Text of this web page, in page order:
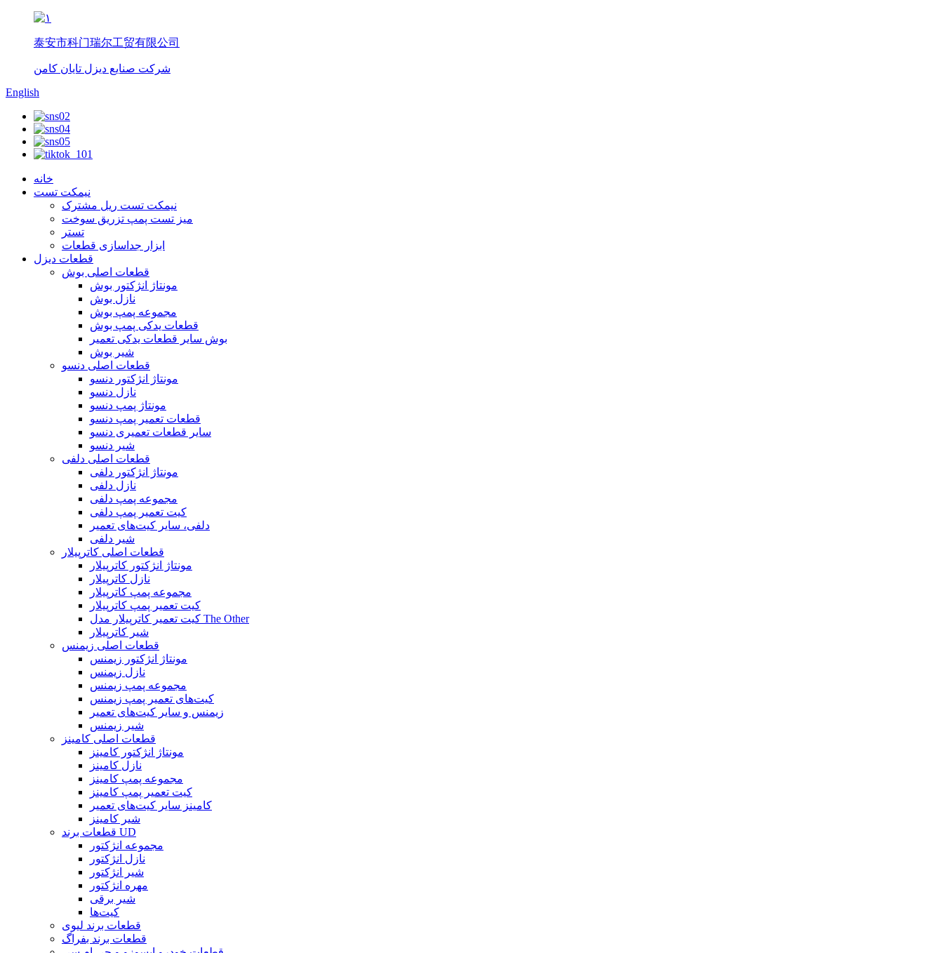
泰安市科门瑞尔工贸有限公司
شرکت صنایع دیزل تایان کامن
English
خانه
نیمکت تست
نیمکت تست ریل مشترک
میز تست پمپ تزریق سوخت
تستر
ابزار جداسازی قطعات
قطعات دیزل
قطعات اصلی بوش
مونتاژ انژکتور بوش
نازل بوش
مجموعه پمپ بوش
قطعات یدکی پمپ بوش
بوش سایر قطعات یدکی تعمیر
شیر بوش
قطعات اصلی دنسو
مونتاژ انژکتور دنسو
نازل دنسو
مونتاژ پمپ دنسو
قطعات تعمیر پمپ دنسو
سایر قطعات تعمیری دنسو
شیر دنسو
قطعات اصلی دلفی
مونتاژ انژکتور دلفی
نازل دلفی
مجموعه پمپ دلفی
کیت تعمیر پمپ دلفی
دلفی، سایر کیت‌های تعمیر
شیر دلفی
قطعات اصلی کاترپیلار
مونتاژ انژکتور کاترپیلار
نازل کاترپیلار
مجموعه پمپ کاترپیلار
کیت تعمیر پمپ کاترپیلار
کیت تعمیر کاترپیلار مدل The Other
شیر کاترپیلار
قطعات اصلی زیمنس
مونتاژ انژکتور زیمنس
نازل زیمنس
مجموعه پمپ زیمنس
کیت‌های تعمیر پمپ زیمنس
زیمنس و سایر کیت‌های تعمیر
شیر زیمنس
قطعات اصلی کامینز
مونتاژ انژکتور کامینز
نازل کامینز
مجموعه پمپ کامینز
کیت تعمیر پمپ کامینز
کامینز سایر کیت‌های تعمیر
شیر کامینز
قطعات برند UD
مجموعه انژکتور
نازل انژکتور
شیر انژکتور
مهره انژکتور
شیر برقی
کیت‌ها
قطعات برند لیوی
قطعات برند بفراگ